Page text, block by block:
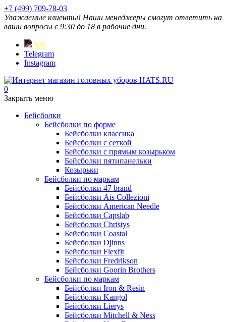
+7 (499) 709-78-03
Уважаемые клиенты! Наши менеджеры смогут ответить на
ваши вопросы с 9:30 до 18 в рабочие дни.
VK
Telegram
Instagram
0
Закрыть меню
Бейсболки
Бейсболки по форме
Бейсболки классика
Бейсболки с сеткой
Бейсболки с прямым козырьком
Бейсболки пятипанельки
Козырьки
Бейсболки по маркам
Бейсболки 47 brand
Бейсболки Ais Collezioni
Бейсболки American Needle
Бейсболки Capslab
Бейсболки Christys
Бейсболки Coastal
Бейсболки Djinns
Бейсболки Flexfit
Бейсболки Fredrikson
Бейсболки Goorin Brothers
Бейсболки по маркам
Бейсболки Iron & Resin
Бейсболки Kangol
Бейсболки Lierys
Бейсболки Mitchell & Ness